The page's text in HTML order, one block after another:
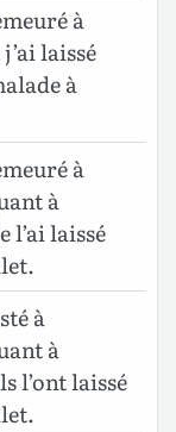
à
laissé
à
à
à
laissé
à
à
l’ont laissé